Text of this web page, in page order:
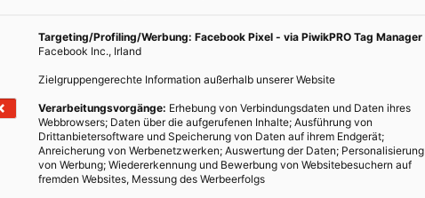
Targeting/Profiling/Werbung: Facebook Pixel - via PiwikPRO Tag Manager
Facebook Inc., Irland
Zielgruppengerechte Information außerhalb unserer Website
Verarbeitungsvorgänge: Erhebung von Verbindungsdaten und Daten ihres
Webbrowsers; Daten über die aufgerufenen Inhalte; Ausführung von
Drittanbietersoftware und Speicherung von Daten auf ihrem Endgerät;
Anreicherung von Werbenetzwerken; Auswertung der Daten; Personalisierung
von Werbung; Wiedererkennung und Bewerbung von Websitebesuchern auf
fremden Websites, Messung des Werbeerfolgs